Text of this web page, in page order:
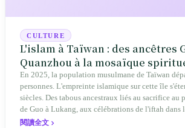
CULTURE
L'islam à Taïwan : des ancêtres
Quanzhou à la mosaïque
cent mille travailleurs migrants
En 2025, la population musulmane de Taïwan
personnes. L'empreinte islamique sur cette île
siècles. Des tabous ancestraux liés au sacrifice au
de Guo à Lukang, aux célébrations de l'iftah dans
et blanc de la gare de Taipei, Taïwan traverse une
閱讀全文